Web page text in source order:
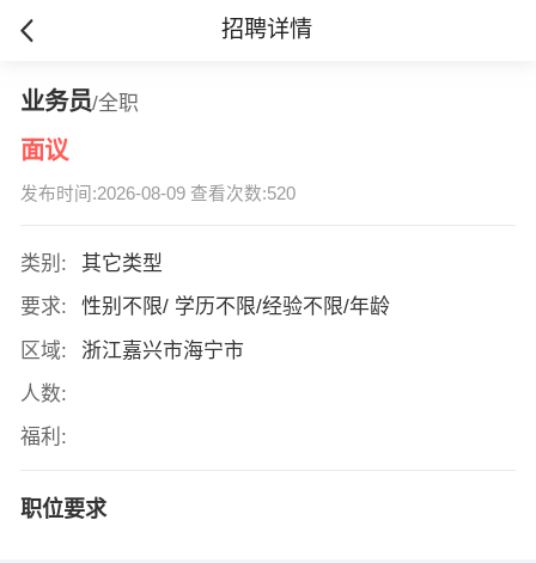
招聘详情
业务员/全职
面议
发布时间:2026-08-09 查看次数:520
类别:
其它类型
要求:
性别不限/ 学历不限/经验不限/年龄
区域:
浙江嘉兴市海宁市
人数:
福利:
职位要求